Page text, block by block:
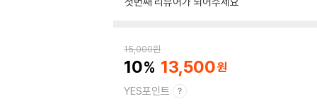
15,000원
10 13,500
YES포인트